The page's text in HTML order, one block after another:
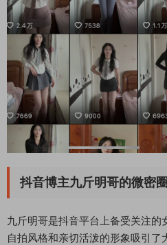
抖音博主九斤明哥的微密
九斤明哥是抖音平台上备受关注的
自拍风格和亲切活泼的形象吸引